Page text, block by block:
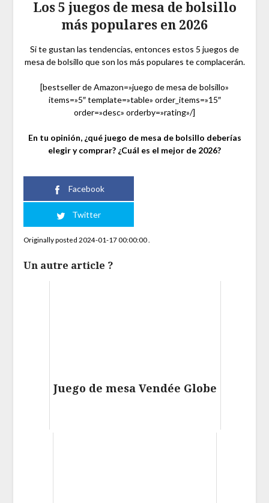
Los 5 juegos de mesa de bolsillo
más populares en 2026
Si te gustan las tendencias, entonces estos 5 juegos de
mesa de bolsillo que son los más populares te complacerán.
[bestseller de Amazon=»juego de mesa de bolsillo»
items=»5″ template=»table» order_items=»15″
order=»desc» orderby=»rating»/]
En tu opinión, ¿qué juego de mesa de bolsillo deberías
elegir y comprar? ¿Cuál es el mejor de 2026?
Facebook
Twitter
Originally posted 2024-01-17 00:00:00 .
Un autre article ?
Juego de mesa Vendée Globe